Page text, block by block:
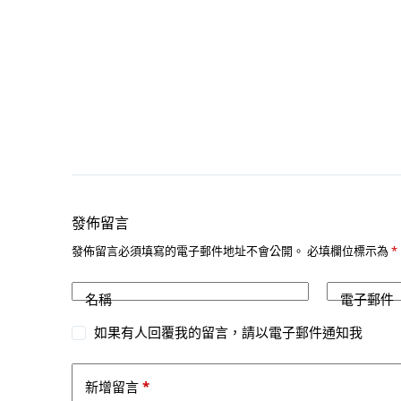
發佈留言
發佈留言必須填寫的電子郵件地址不會公開。 必填欄位標示為 *
名稱
電子郵件
如果有人回覆我的留言，請以電子郵件通知我
新增留言 *